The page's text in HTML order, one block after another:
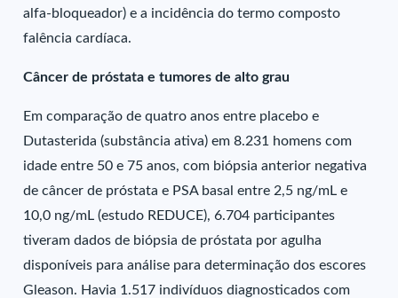
alfa-bloqueador) e a incidência do termo composto
falência cardíaca.
Câncer de próstata e tumores de alto grau
Em comparação de quatro anos entre placebo e
Dutasterida (substância ativa) em 8.231 homens com
idade entre 50 e 75 anos, com biópsia anterior negativa
de câncer de próstata e PSA basal entre 2,5 ng/mL e
10,0 ng/mL (estudo REDUCE), 6.704 participantes
tiveram dados de biópsia de próstata por agulha
disponíveis para análise para determinação dos escores
Gleason. Havia 1.517 indivíduos diagnosticados com